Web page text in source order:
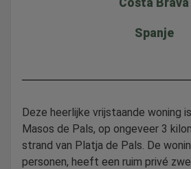
Costa Brava
Spanje
Deze heerlijke vrijstaande woning
Masos de Pals, op ongeveer 3
strand van Platja de Pals. De
personen, heeft een ruim privé